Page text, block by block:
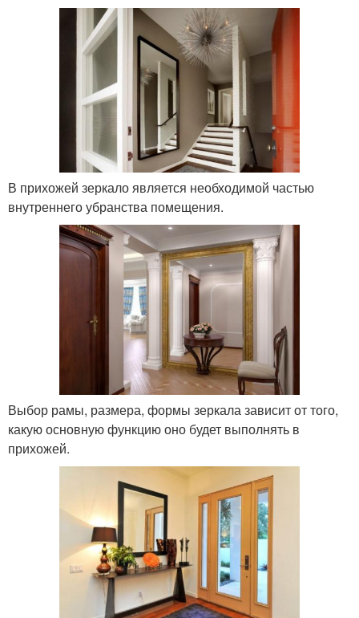
В прихожей зеркало является необходимой частью
внутреннего убранства помещения.
Выбор рамы, размера, формы зеркала зависит от того,
какую основную функцию оно будет выполнять в
прихожей.